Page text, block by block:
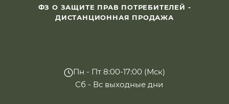
ФЗ О ЗАЩИТЕ ПРАВ ПОТРЕБИТЕЛЕЙ -
ДИСТАНЦИОННАЯ ПРОДАЖА
Пн - Пт 8:00-17:00 (Мск)
Сб - Вс выходные дни